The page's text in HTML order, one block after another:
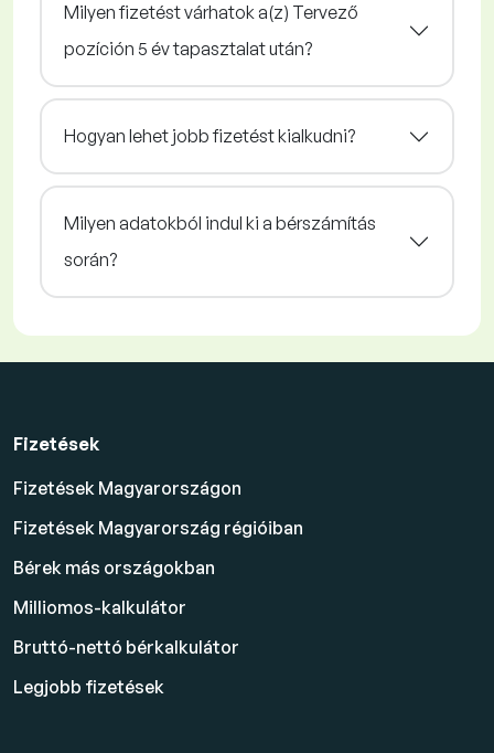
Milyen fizetést várhatok a(z) Tervező
pozíción 5 év tapasztalat után?
Hogyan lehet jobb fizetést kialkudni?
Milyen adatokból indul ki a bérszámítás
során?
Fizetések
Fizetések Magyarországon
Fizetések Magyarország régióiban
Bérek más országokban
Milliomos-kalkulátor
Bruttó-nettó bérkalkulátor
Legjobb fizetések